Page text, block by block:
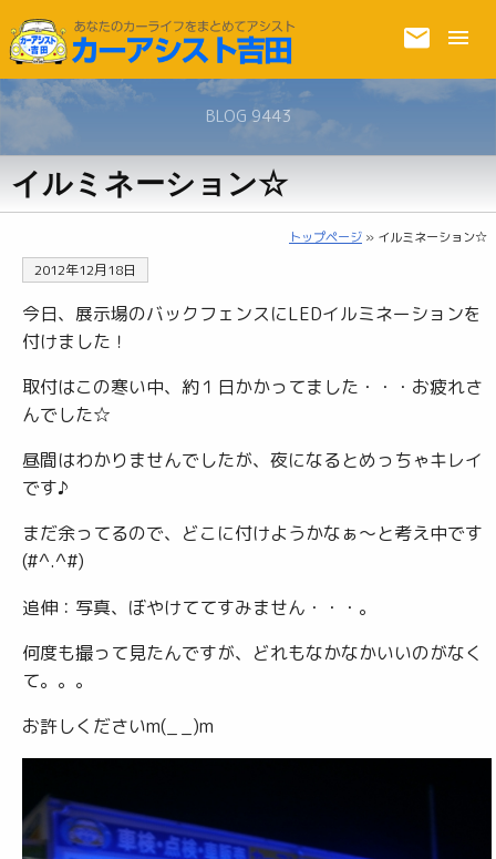
BLOG 9443
イルミネーション☆
トップページ » イルミネーション☆
2012年12月18日
今日、展示場のバックフェンスにLEDイルミネーションを
付けました！
取付はこの寒い中、約１日かかってました・・・お疲れさ
んでした☆
昼間はわかりませんでしたが、夜になるとめっちゃキレイ
です♪
まだ余ってるので、どこに付けようかなぁ〜と考え中です
(#^.^#)
追伸：写真、ぼやけててすみません・・・。
何度も撮って見たんですが、どれもなかなかいいのがなく
て。。。
お許しくださいm(_ _)m